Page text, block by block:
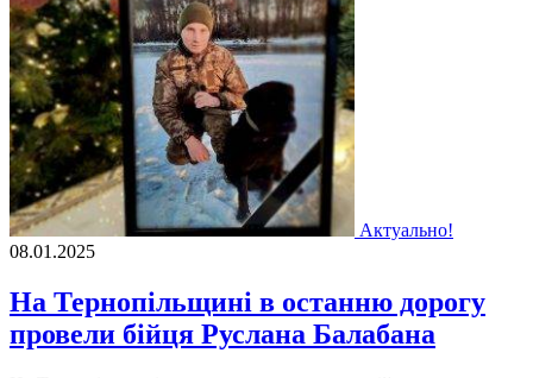
Актуально!
08.01.2025
На Тернопільщині в останню дорогу
провели бійця Руслана Балабана